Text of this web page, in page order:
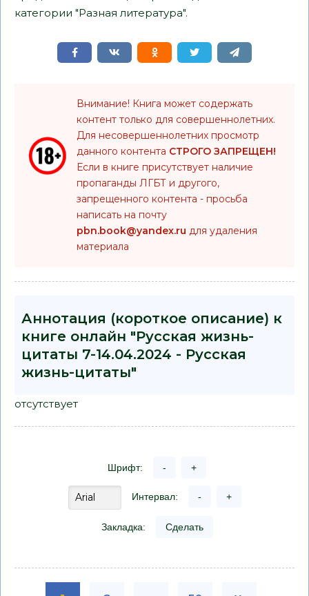
категории "Разная литература".
Внимание! Книга может содержать
контент только для совершеннолетних.
Для несовершеннолетних просмотр
данного контента СТРОГО ЗАПРЕЩЕН!
Если в книге присутствует наличие
пропаганды ЛГБТ и другого,
запрещенного контента - просьба
написать на почту
pbn.book@yandex.ru для удаления
материала
Аннотация (короткое описание) к
книге онлайн "Русская жизнь-
цитаты 7-14.04.2024 - Русская
жизнь-цитаты"
отсутствует
Шрифт: - +
Интервал: - +
Закладка: Сделать